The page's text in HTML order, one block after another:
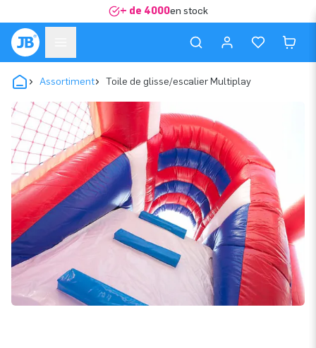
+ de 4000en stock
Assortiment Toile de glisse/escalier Multiplay